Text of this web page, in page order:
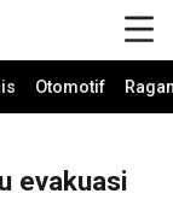
Otomotif
evakuasi